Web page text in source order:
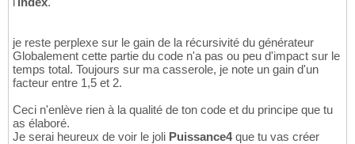
je reste perplexe sur le gain de la récursivité du générateur
Globalement cette partie du code n'a pas ou peu d'impact sur le
temps total. Toujours sur ma casserole, je note un gain d'un
facteur entre 1,5 et 2.
Ceci n'enlève rien à la qualité de ton code et du principe que tu
as élaboré.
Je serai heureux de voir le joli Puissance4que tu vas créer